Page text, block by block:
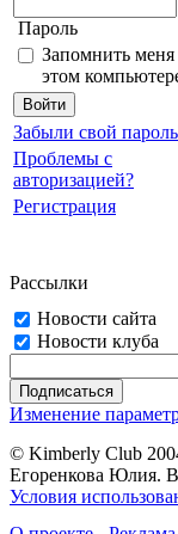
Пароль
Запомнить меня
этом
Забыли свой
Проблемы с
авторизацией?
Регистрация
Рассылки
Новости сайта
Новости клуба
Изменение
© Kimberly Club
Егоренкова Юлия.
Условия